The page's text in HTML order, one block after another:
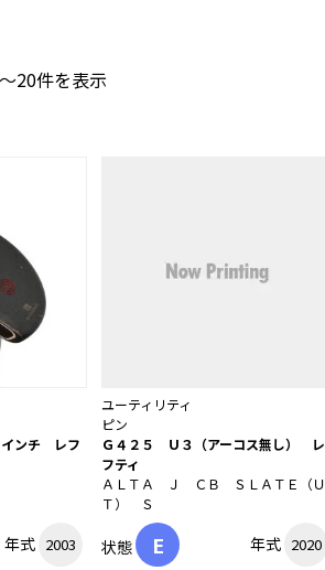
20件を表示
ンチ レフ
年式 2003
ユーティリティ
ピン
Ｇ４２５ Ｕ３（アーコス無し） レ
フティ
ＡＬＴＡ Ｊ ＣＢ ＳＬＡＴＥ（Ｕ
Ｔ） Ｓ
状態 E 年式 2020